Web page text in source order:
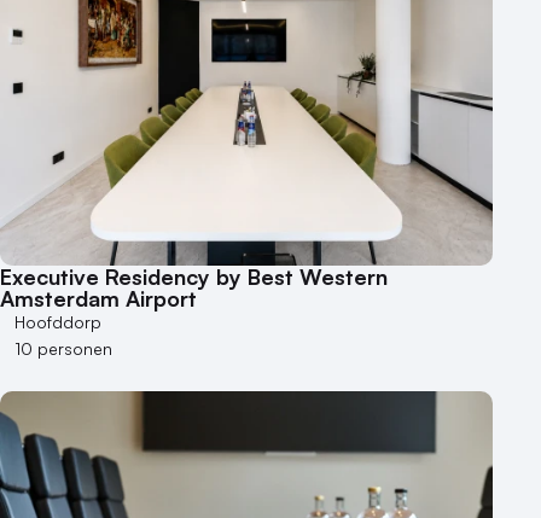
Executive Residency by Best Western
Amsterdam Airport
Hoofddorp
10 personen